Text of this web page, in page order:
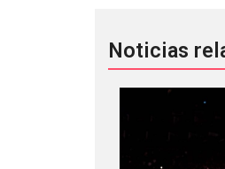
Noticias